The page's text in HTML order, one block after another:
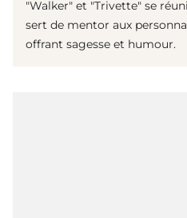
"Walker" et "Trivette" se
sert de mentor aux
offrant sagesse et humour.